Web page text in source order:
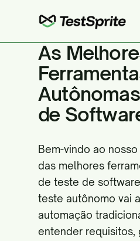
As
de
Bem-vindo ao
das melhores
de teste de
teste autônomo vai
automação
entender requisitos,